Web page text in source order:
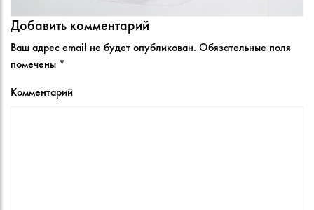
Добавить комментарий
Ваш адрес email не будет опубликован. Обязательные поля
помечены *
Комментарий